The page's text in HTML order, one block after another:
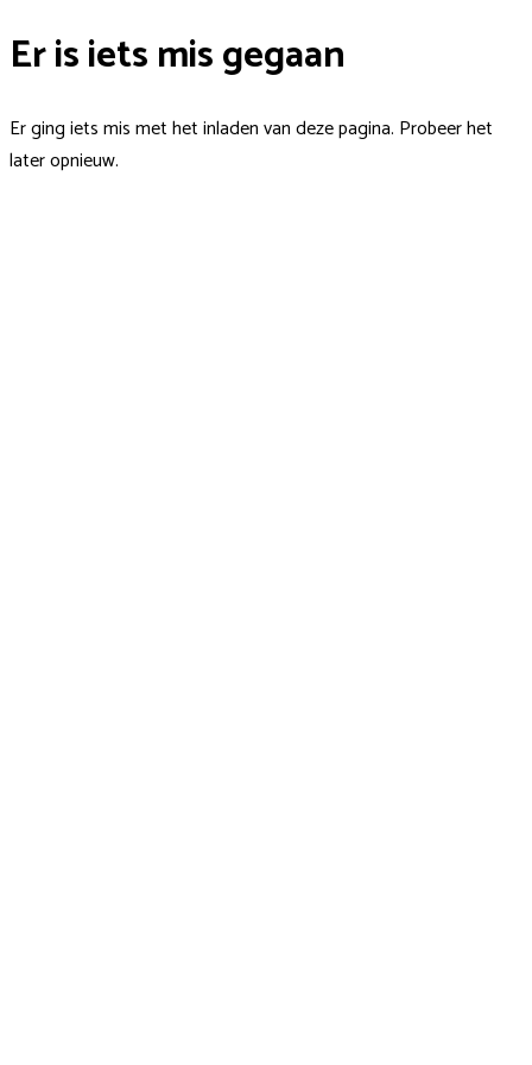
Er is iets mis gegaan
Er ging iets mis met het inladen van deze pagina. Probeer het
later opnieuw.